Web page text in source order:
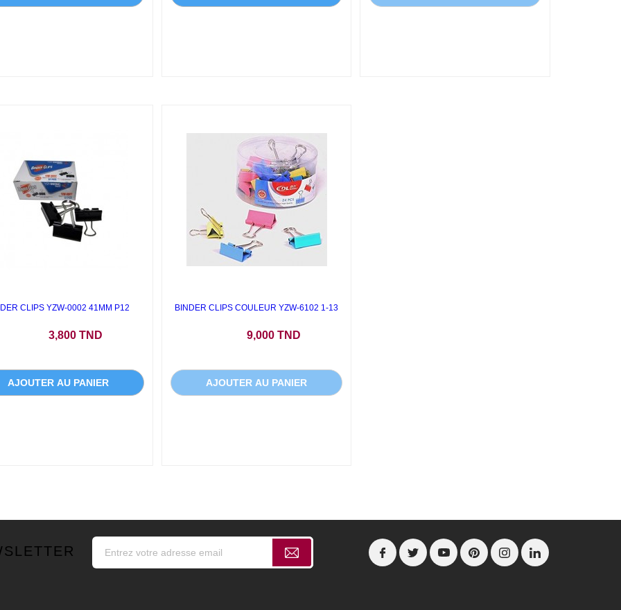
CLIPS YZW-0002 41MM P12
3,800 TND
AJOUTER AU PANIER
BINDER CLIPS COULEUR YZW-6102 1-13
9,000 TND
AJOUTER AU PANIER